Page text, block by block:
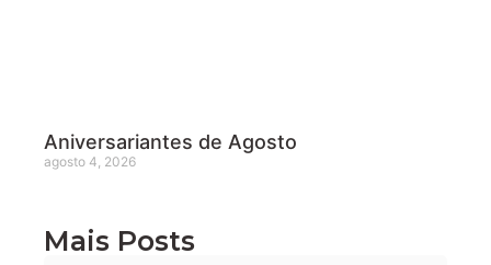
Aniversariantes de Agosto
agosto 4, 2026
Mais Posts